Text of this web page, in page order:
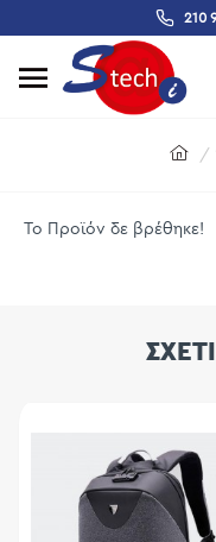
210
Το Προϊόν δε βρέθηκε!